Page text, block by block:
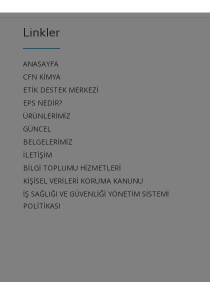
Linkler
ANASAYFA
CFN KİMYA
ETİK DESTEK MERKEZİ
EPS NEDİR?
ÜRÜNLERİMİZ
GÜNCEL
BELGELERİMİZ
İLETİŞİM
BİLGİ TOPLUMU HİZMETLERİ
KİŞİSEL VERİLERİ KORUMA KANUNU
İŞ SAĞLIĞI VE GÜVENLİĞİ YÖNETİM SİSTEMİ
POLİTİKASI